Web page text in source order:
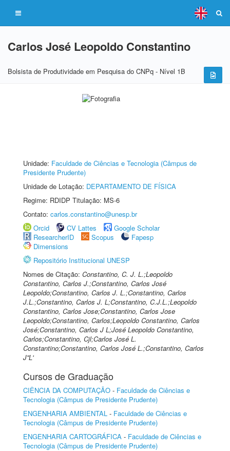
Carlos José Leopoldo Constantino
Bolsista de Produtividade em Pesquisa do CNPq - Nível 1B
Unidade: Faculdade de Ciências e Tecnologia (Câmpus de
Presidente Prudente)
Unidade de Lotação: DEPARTAMENTO DE FÍSICA
Regime: RDIDP Titulação: MS-6
Contato: carlos.constantino@unesp.br
Orcid
CV Lattes
Google Scholar
ResearcherID
Scopus
Fapesp
Dimensions
Repositório Institucional UNESP
Nomes de Citação: Constantino, C. J. L.;Leopoldo
Constantino, Carlos J.;Constantino, Carlos José
Leopoldo;Constantino, Carlos J. L.;Constantino, Carlos
J.L.;Constantino, Carlos J. L;Constantino, C.J.L.;Leopoldo
Constantino, Carlos Jose;Constantino, Carlos Jose
Leopoldo;Constantino, Carlos;Leopoldo Constantino, Carlos
José;Constantino, Carlos J L;José Leopoldo Constantino,
Carlos;Constantino, Cjl;Carlos José L.
Constantino;Constantino, Carlos José L.;Constantino, Carlos
J''L'
Cursos de Graduação
CIÊNCIA DA COMPUTAÇÃO - Faculdade de Ciências e
Tecnologia (Câmpus de Presidente Prudente)
ENGENHARIA AMBIENTAL - Faculdade de Ciências e
Tecnologia (Câmpus de Presidente Prudente)
ENGENHARIA CARTOGRÁFICA - Faculdade de Ciências e
Tecnologia (Câmpus de Presidente Prudente)